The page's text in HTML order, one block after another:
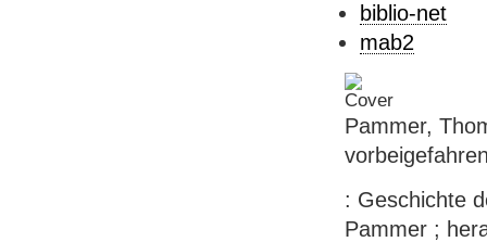
biblio-net
mab2
Pammer,
: Geschichte
Pammer ;